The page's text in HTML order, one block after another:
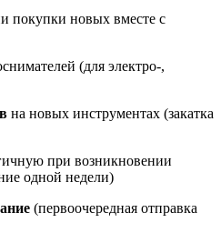
покупки новых вместе с
(для электро-,
на новых инструментах (закатка
при возникновении
одной недели)
(первоочередная отправка